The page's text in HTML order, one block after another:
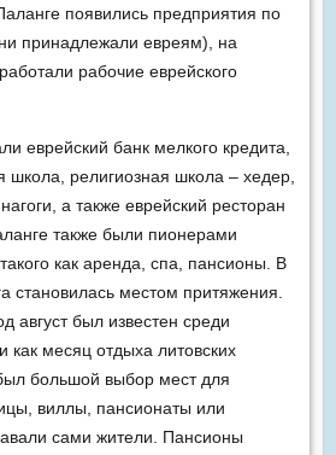
появились предприятия по
принадлежали евреям), на
рабочие еврейского
еврейский банк мелкого кредита,
школа, религиозная школа – хедер,
а также еврейский ресторан
также были пионерами
как аренда, спа, пансионы. В
становилась местом притяжения.
август был известен среди
как месяц отдыха литовских
большой выбор мест для
виллы, пансионаты или
сами жители. Пансионы